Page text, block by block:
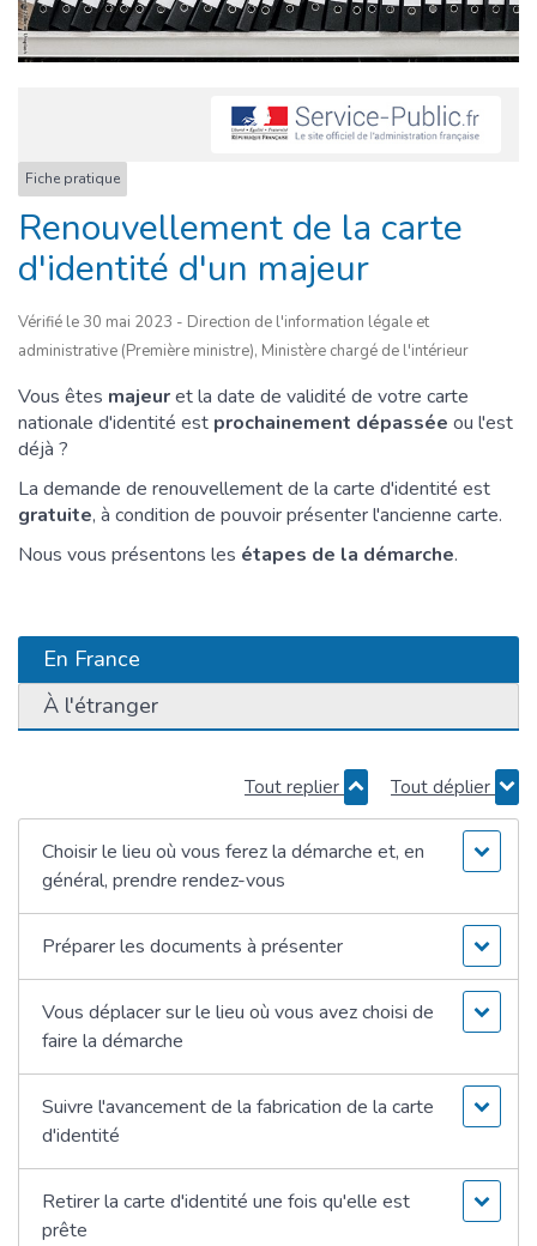
Fiche pratique
Renouvellement de la carte
d'identité d'un majeur
Vérifié le 30 mai 2023 - Direction de l'information légale et
administrative (Première ministre), Ministère chargé de l'intérieur
Vous êtes majeuret la date de validité de votre carte
nationale d'identité est prochainement dépassée ou l'est
déjà ?
La demande de renouvellement de la carte d'identité est
gratuite, à condition de pouvoir présenter l'ancienne carte.
Nous vous présentons les étapes de la démarche.
En France
À l'étranger
Tout replier Tout déplier
Choisir le lieu où vous ferez la démarche et, en
général, prendre rendez-vous
Préparer les documents à présenter
Vous déplacer sur le lieu où vous avez choisi de
faire la démarche
Suivre l'avancement de la fabrication de la carte
d'identité
Retirer la carte d'identité une fois qu'elle est
prête